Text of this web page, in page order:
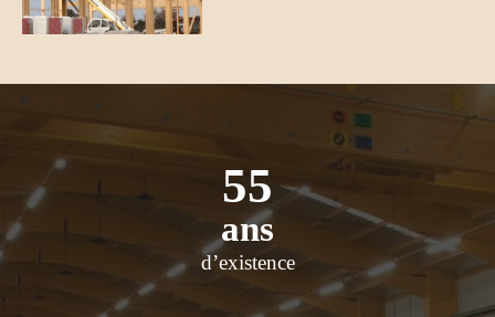
55
ans
d’existence